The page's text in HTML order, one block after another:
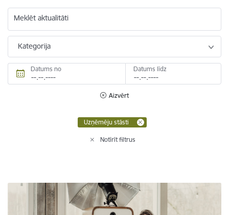
Meklēt aktualitāti
Kategorija
Datums no Datums līdz
Aizvērt
Uzņēmēju stāsti
Notīrīt filtrus